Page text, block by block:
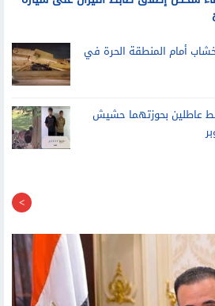
شخص إطلاق ضابط النيران على سيارة
أمام المنطقة الحرة في